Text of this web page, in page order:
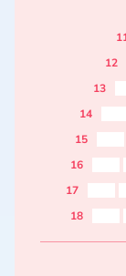
12
13
14
15
16
17
18